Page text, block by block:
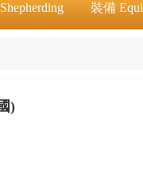
裝備
)